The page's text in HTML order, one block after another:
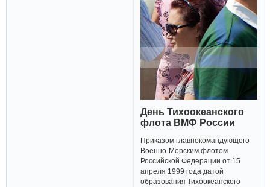
День Тихоокеанского
флота ВМФ России
Приказом главнокомандующего
Военно-Морским флотом
Российской Федерации от 15
апреля 1999 года датой
образования Тихоокеанского